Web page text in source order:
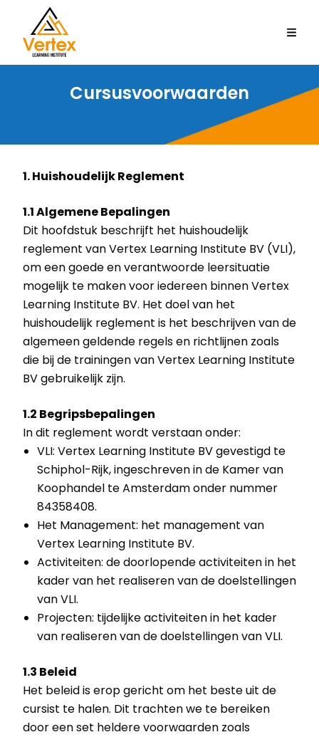
Cursusvoorwaarden
1. Huishoudelijk Reglement
1.1 Algemene Bepalingen
Dit hoofdstuk beschrijft het huishoudelijk
reglement van Vertex Learning Institute BV (VLI),
om een goede en verantwoorde leersituatie
mogelijk te maken voor iedereen binnen Vertex
Learning Institute BV. Het doel van het
huishoudelijk reglement is het beschrijven van de
algemeen geldende regels en richtlijnen zoals
die bij de trainingen van Vertex Learning Institute
BV gebruikelijk zijn.
1.2 Begripsbepalingen
In dit reglement wordt verstaan onder:
VLI: Vertex Learning Institute BV gevestigd te
Schiphol-Rijk, ingeschreven in de Kamer van
Koophandel te Amsterdam onder nummer
84358408.
Het Management: het management van
Vertex Learning Institute BV.
Activiteiten: de doorlopende activiteiten in het
kader van het realiseren van de doelstellingen
van VLI.
Projecten: tijdelijke activiteiten in het kader
van realiseren van de doelstellingen van VLI.
1.3 Beleid
Het beleid is erop gericht om het beste uit de
cursist te halen. Dit trachten we te bereiken
door een set heldere voorwaarden zoals